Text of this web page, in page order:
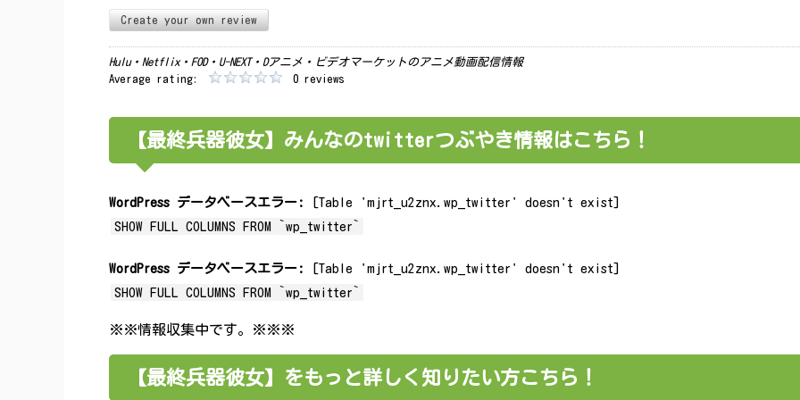
Create your own review
Hulu・Netflix・FOD・U-NEXT・Dアニメ・ビデオマーケットのアニメ動画配信情報
Average rating:
0 reviews
【最終兵器彼女】みんなのtwitterつぶやき情報はこちら！
WordPress データベースエラー:
[Table 'mjrt_u2znx.wp_twitter' doesn't exist]
SHOW FULL COLUMNS FROM `wp_twitter`
WordPress データベースエラー:
[Table 'mjrt_u2znx.wp_twitter' doesn't exist]
SHOW FULL COLUMNS FROM `wp_twitter`
※※情報収集中です。※※※
【最終兵器彼女】をもっと詳しく知りたい方こちら！